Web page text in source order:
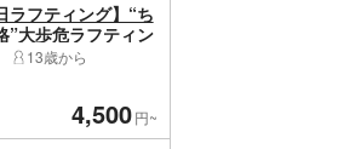
ラフティング】“ち
”大歩危ラフティン
1日2回開催
13歳から
4,500円~